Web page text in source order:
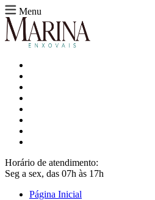
Menu
Horário de atendimento:
Seg a sex, das 07h às 17h
Página Inicial